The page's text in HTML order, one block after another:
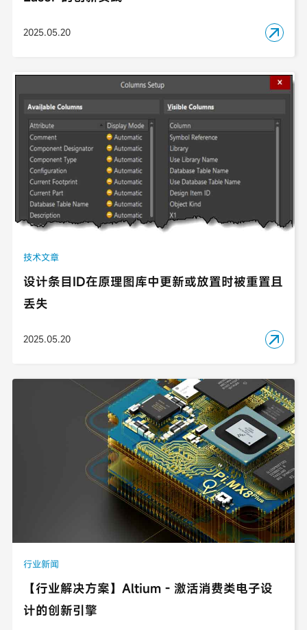
2025.05.20 
技术文章
设计条目ID在原理图库中更新或放置时被重置且
丢失
2025.05.20 
行业新闻
【行业解决方案】Altium - 激活消费类电子设
计的创新引擎